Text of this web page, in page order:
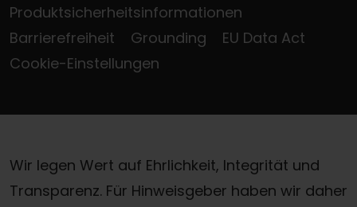
Produktsicherheitsinformationen
Barrierefreiheit
Grounding
EU Data Act
Cookie-Einstellungen
Wir legen Wert auf Ehrlichkeit, Integrität und
Transparenz. Für Hinweisgeber haben wir daher